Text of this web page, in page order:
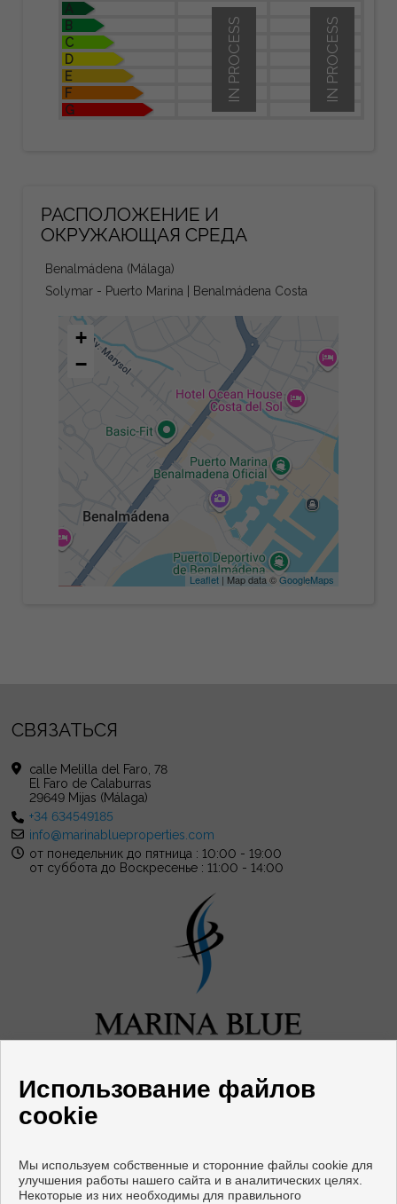
A
B
C
D
E
F
G
IN PROCESS
IN PROCESS
РАСПОЛОЖЕНИЕ И
ОКРУЖАЮЩАЯ СРЕДА
Benalmádena (Málaga)
Solymar - Puerto Marina | Benalmádena Costa
+
−
Leaflet| Map data ©GoogleMaps
СВЯЗАТЬСЯ
calle Melilla del Faro, 78
El Faro de Calaburras
29649 Mijas (Málaga)
+34 634549185
info@marinablueproperties.com
от понедельник до пятница : 10:00 - 19:00
от суббота до Воскресенье : 11:00 - 14:00
Квартиры и дома на продажу в Mijas
Использование файлов
cookie
Мы используем собственные и сторонние файлы cookie для
улучшения работы нашего сайта и в аналитических целях.
Некоторые из них необходимы для правильного